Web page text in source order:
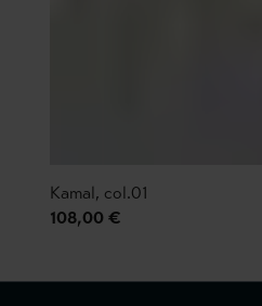
Kamal, col.01
108,00 €